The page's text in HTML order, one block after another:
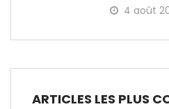
4 août
ARTICLES LES PLUS